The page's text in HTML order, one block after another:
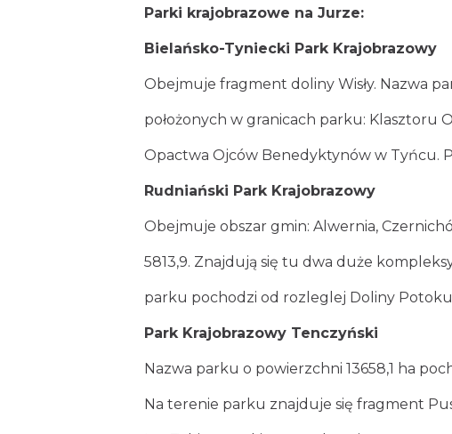
Parki krajobrazowe na Jurze:
Bielańsko-Tyniecki Park Krajobrazowy
Obejmuje fragment doliny Wisły. Nazwa
położonych w granicach parku: Klasztoru
Opactwa Ojców Benedyktynów w Tyńcu.
Rudniański Park Krajobrazowy
Obejmuje obszar gmin: Alwernia,
5813,9. Znajdują się tu dwa duże
parku pochodzi od rozleglej Doliny
Park Krajobrazowy Tenczyński
Nazwa parku o powierzchni 13658,1 ha
Na terenie parku znajduje się fragment